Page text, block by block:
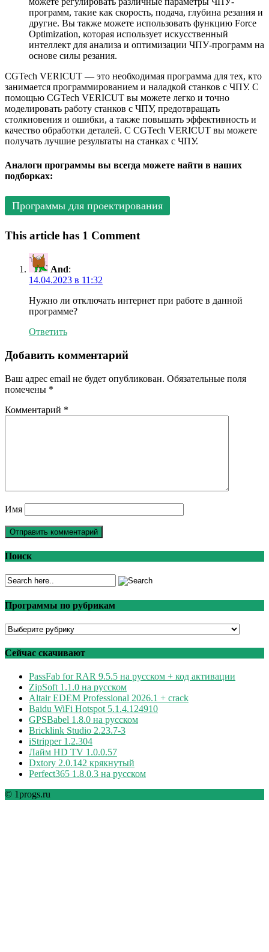
программ, такие как скорость, подача, глубина резания и
другие. Вы также можете использовать функцию Force
Optimization, которая использует искусственный
интеллект для анализа и оптимизации ЧПУ-программ на
основе силы резания.
CGTech VERICUT — это необходимая программа для тех, кто
занимается программированием и наладкой станков с ЧПУ. С
помощью CGTech VERICUT вы можете легко и точно
моделировать работу станков с ЧПУ, предотвращать
столкновения и ошибки, а также повышать эффективность и
качество обработки деталей. С CGTech VERICUT вы можете
получать лучшие результаты на станках с ЧПУ.
Аналоги программы вы всегда можете найти в наших
подборках:
Программы для проектирования
This article has 1 Comment
And:
14.04.2023 в 11:32
Нужно ли отключать интернет при работе в данной
программе?
Ответить
Добавить комментарий
Ваш адрес email не будет опубликован. Обязательные поля
помечены *
Комментарий *
Имя
Поиск
Программы по рубрикам
Программы
рубрикам
Сейчас скачивают
PassFab for RAR 9.5.5 на русском + код активации
ZipSoft 1.1.0 на русском
Altair EDEM Professional 2026.1 + crack
Baidu WiFi Hotspot 5.1.4.124910
GPSBabel 1.8.0 на русском
Bricklink Studio 2.23.7-3
iStripper 1.2.304
Лайм HD TV 1.0.0.57
Dxtory 2.0.142 крякнутый
Perfect365 1.8.0.3 на русском
© 1progs.ru